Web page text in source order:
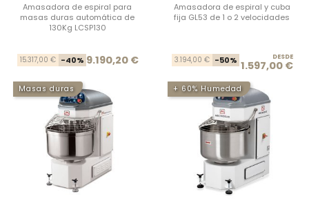
Amasadora de espiral para
masas duras automática de
130Kg LCSP130
Precio base
15.317,00 € -40% Precio
9.190,20 €
Amasadora de espiral y cuba
fija GL53 de 1 o 2 velocidades
3.194,00 € -50% DESDE
1.597,00 €
Masas duras + 60% Humedad